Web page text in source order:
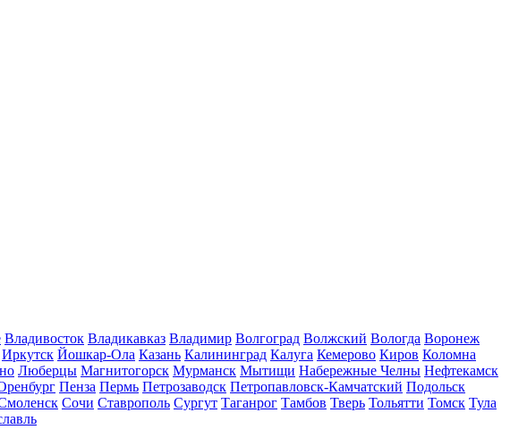
Владивосток Владикавказ Владимир Волгоград Волжский Вологда Воронеж
Иркутск Йошкар-Ола Казань Калининград Калуга Кемерово Киров Коломна
Люберцы Магнитогорск Мурманск Мытищи Набережные Челны Нефтекамск
Пенза Пермь Петрозаводск Петропавловск-Камчатский Подольск
Сочи Ставрополь Сургут Таганрог Тамбов Тверь Тольятти Томск Тула